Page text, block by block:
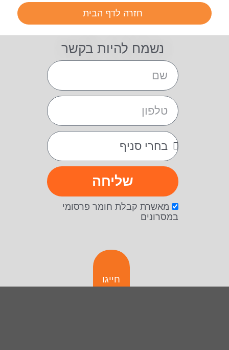
חזרה לדף הבית
נשמח להיות בקשר
מאשרת קבלת חומר פרסומי
במסרונים
שליחה
חייגו